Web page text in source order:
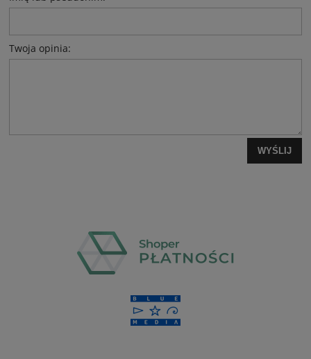
Twoja opinia:
WYŚLIJ